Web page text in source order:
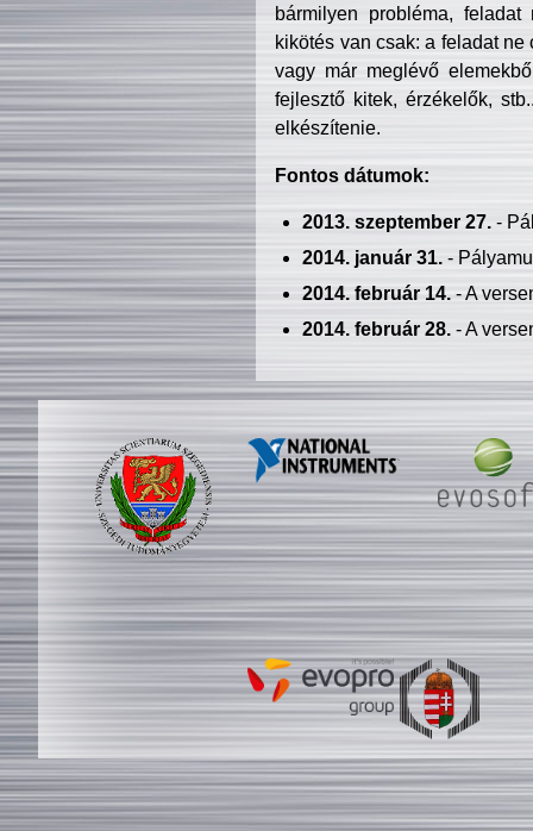
bármilyen probléma, feladat
kikötés van csak: a feladat
vagy már meglévő
fejlesztő kitek, érzékelők,
elkészítenie.
Fontos dátumok:
2013. szeptember 27.-
2014. január 31.-
2014. február 14.- A
2014. február 28.- A